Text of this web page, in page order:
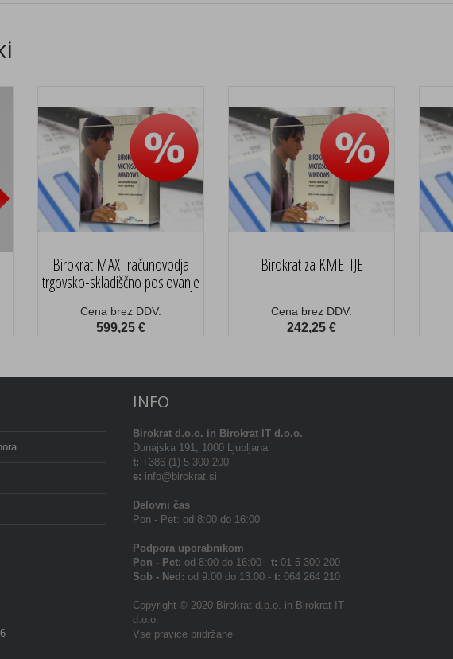
Birokrat MAXI računovodja
trgovsko-skladiščno poslovanje
Cena brez DDV:
599,25 €
Birokrat za KMETIJE
Cena brez DDV:
242,25 €
INFO
Birokrat d.o.o. in Birokrat IT d.o.o.
Dunajska 191, 1000 Ljubljana
t: +386 (1) 5 300 200
e: info@birokrat.si
Delovni čas
Pon - Pet: od 8:00 do 16:00
Podpora uporabnikom
Pon - Pet: od 8:00 do 16:00 - t: 01 5 300 200
Sob - Ned: od 9:00 do 13:00 - t: 064 264 210
Copyright © 2020 Birokrat d.o.o. in Birokrat IT
d.o.o.
Vse pravice pridržane